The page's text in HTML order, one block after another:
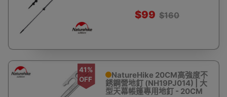
$99 $160
41%
OFF
NatureHike 20CM高強度不
銹鋼營地釘 (NH19PJ014) | 大
型天幕帳篷專用地釘 - 20CM